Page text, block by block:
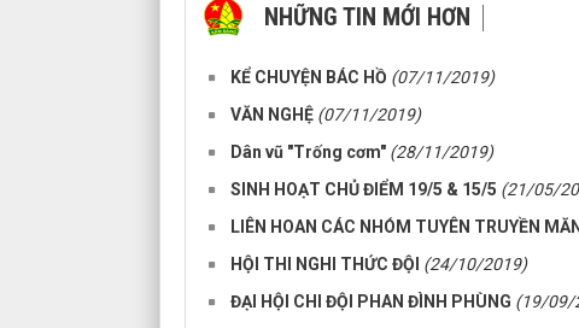
NHỮNG TIN MỚI HƠN
KỂ CHUYỆN BÁC HỒ (07/11/2019)
VĂN NGHỆ (07/11/2019)
Dân vũ "Trống cơm" (28/11/2019)
SINH HOẠT CHỦ ĐIỂM 19/5 & 15/5 (21/05/
LIÊN HOAN CÁC NHÓM TUYÊN TRUYỀN
HỘI THI NGHI THỨC ĐỘI (24/10/2019)
ĐẠI HỘI CHI ĐỘI PHAN ĐÌNH PHÙNG (19/09/